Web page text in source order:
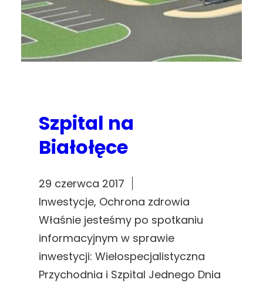
Szpital na
Białołęce
29 czerwca 2017
Inwestycje, Ochrona zdrowia
Właśnie jesteśmy po spotkaniu
informacyjnym w sprawie
inwestycji: Wielospecjalistyczna
Przychodnia i Szpital Jednego Dnia